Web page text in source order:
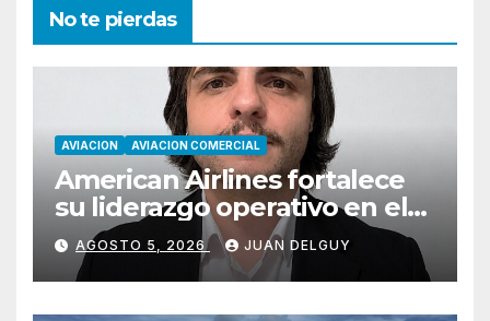
No te pierdas
AVIACION AVIACION COMERCIAL
American Airlines fortalece
su liderazgo operativo en el
Cono Sur con Luiz Laham
AGOSTO 5, 2026 JUAN DELGUY